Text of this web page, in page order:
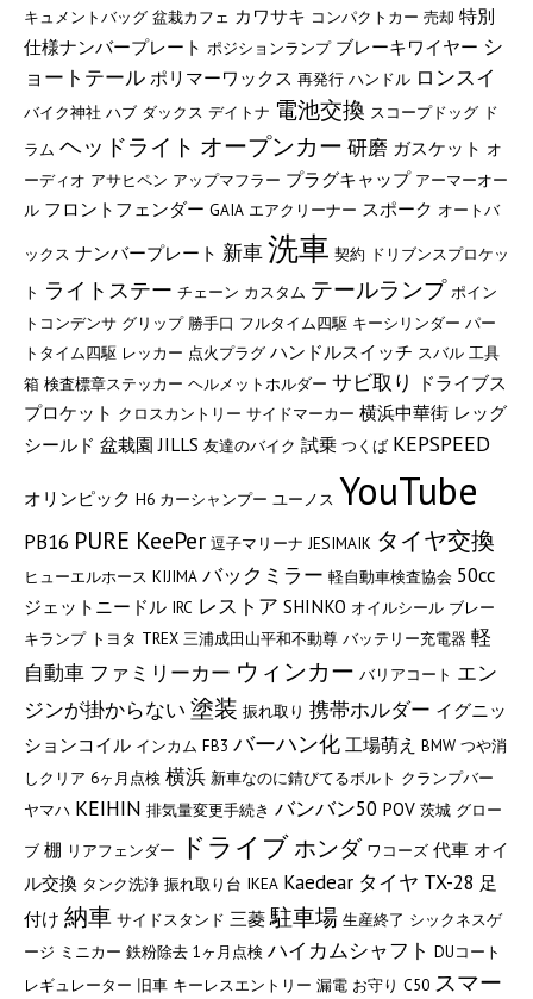
キュメントバッグ 盆栽カフェ カワサキ コンパクトカー 売却 特別
仕様ナンバープレート ポジションランプ ブレーキワイヤー シ
ョートテール ポリマーワックス 再発行 ハンドル ロンスイ
バイク神社 ハブ ダックス デイトナ 電池交換 スコープドッグ ド
ラム ヘッドライト オープンカー 研磨 ガスケット オ
ーディオ アサヒペン アップマフラー プラグキャップ アーマーオー
ル フロントフェンダー GAIA エアクリーナー スポーク オートバ
ックス ナンバープレート 新車洗車 契約 ドリブンスプロケッ
ト ライトステー チェーン カスタム テールランプ ポイン
トコンデンサ グリップ 勝手口 フルタイム四駆 キーシリンダー パー
トタイム四駆 レッカー 点火プラグ ハンドルスイッチ スバル 工具
箱 検査標章ステッカー ヘルメットホルダー サビ取り
ドライブス
プロケット クロスカントリー サイドマーカー 横浜中華街 レッグ
シールド 盆栽園 JILLS 友達のバイク 試乗 つくば KEPSPEED
オリンピック H6 カーシャンプー ユーノス YouTube
PB16 PURE KeePer 逗子マリーナ JESIMAIK タイヤ交換
ヒューエルホース KIJIMA バックミラー 軽自動車検査協会 50cc
ジェットニードル IRC レストア SHINKO オイルシール ブレー
キランプ トヨタ TREX 三浦成田山平和不動尊 バッテリー充電器 軽
自動車 ファミリーカー ウィンカー バリアコート エン
ジンが掛からない 塗装 振れ取り 携帯ホルダー イグニッ
ションコイル インカム FB3 バーハン化 工場萌え BMW つや消
しクリア 6ヶ月点検 横浜 新車なのに錆びてるボルト クランプバー
ヤマハ KEIHIN 排気量変更手続き バンバン50 POV 茨城 グロー
ブ 棚 リアフェンダー ドライブ ホンダ ワコーズ 代車 オイ
ル交換 タンク洗浄 振れ取り台 IKEA Kaedear タイヤ TX-28 足
付け 納車 サイドスタンド 三菱 駐車場 生産終了 シックネスゲ
ージ ミニカー 鉄粉除去 1ヶ月点検 ハイカムシャフト DUコート
レギュレーター 旧車 キーレスエントリー 漏電 お守り C50 スマー